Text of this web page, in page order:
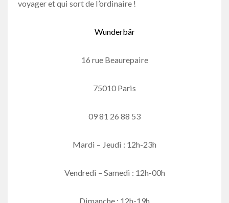
voyager et qui sort de l’ordinaire !
Wunderbär
16 rue Beaurepaire
75010 Paris
09 81 26 88 53
Mardi – Jeudi : 12h-23h
Vendredi – Samedi : 12h-00h
Dimanche : 12h-19h